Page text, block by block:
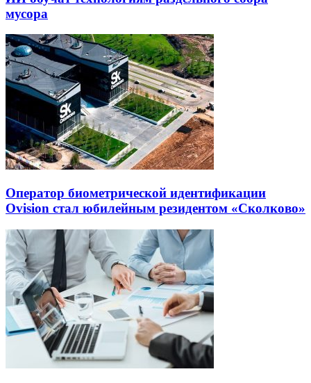
мусора
Оператор биометрической идентификации
Ovision стал юбилейным резидентом «Сколково»